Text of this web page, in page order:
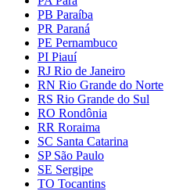
PB Paraíba
PR Paraná
PE Pernambuco
PI Piauí
RJ Rio de Janeiro
RN Rio Grande do Norte
RS Rio Grande do Sul
RO Rondônia
RR Roraima
SC Santa Catarina
SP São Paulo
SE Sergipe
TO Tocantins